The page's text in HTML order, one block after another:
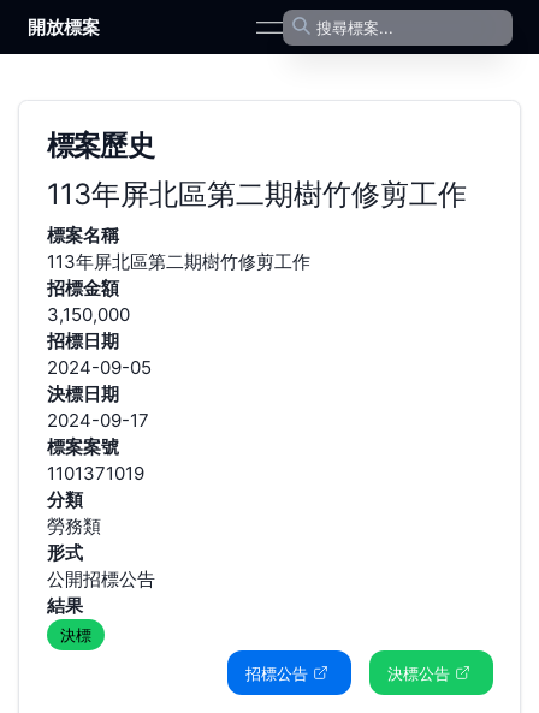
開放標案 open navigation menu
標案歷史
113年屏北區第二期樹竹修剪工作
標案名稱
113年屏北區第二期樹竹修剪工作
招標金額
3,150,000
招標日期
2024-09-05
決標日期
2024-09-17
標案案號
1101371019
分類
勞務類
形式
公開招標公告
結果
決標
招標公告
決標公告